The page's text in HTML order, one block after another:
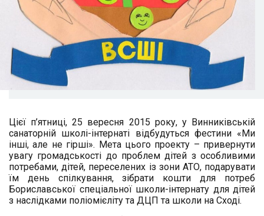
Цієї п’ятниці, 25 вересня 2015 року, у Винниківській
санаторній школі-інтернаті відбудуться фестини «Ми
інші, але не гірші». Мета цього проекту – привернути
увагу громадськості до проблем дітей з особливими
потребами, дітей, переселених із зони АТО, подарувати
їм день спілкування, зібрати кошти для потреб
Бориславської спеціальної школи-інтернату для дітей
з наслідками поліомієліту та ДЦП та школи на Сході.